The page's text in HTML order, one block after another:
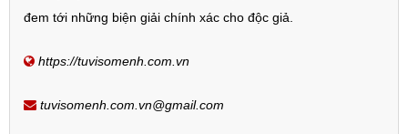
đem tới những biện giải chính xác cho độc giả.
https://tuvisomenh.com.vn
tuvisomenh.com.vn@gmail.com